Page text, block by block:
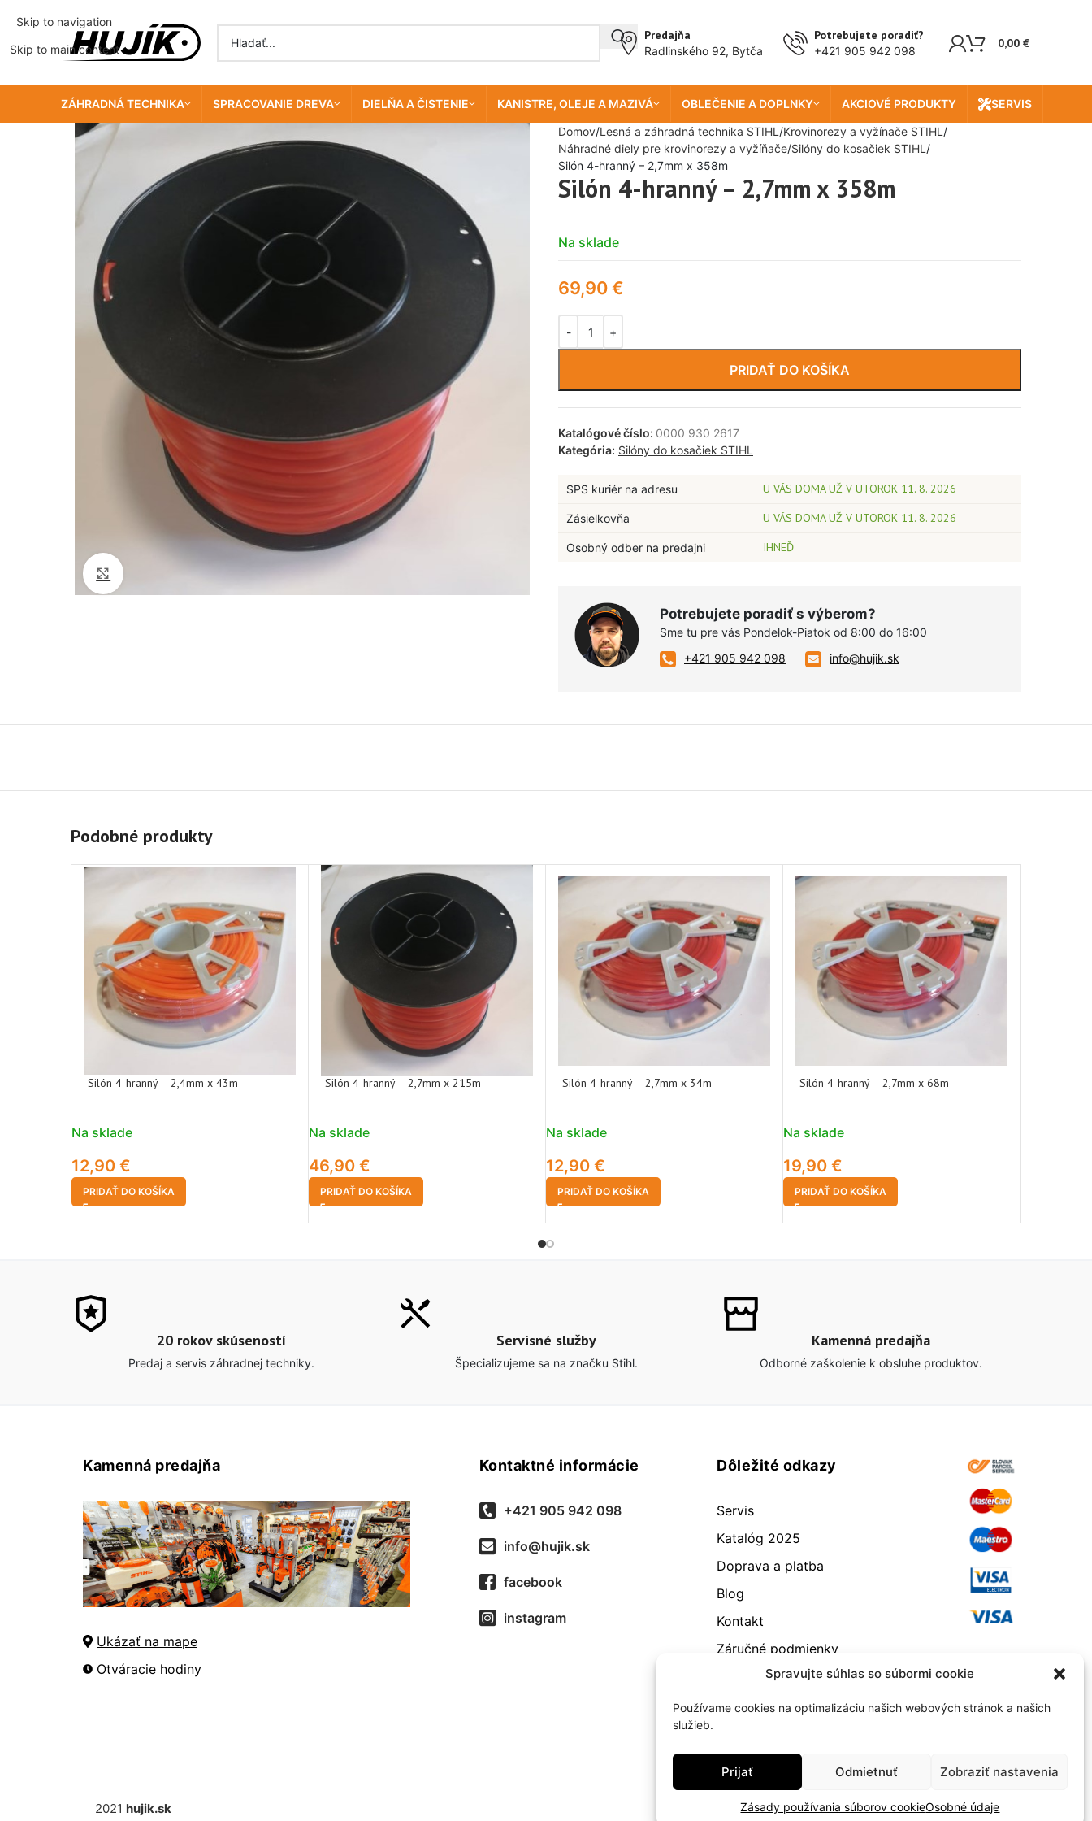
Spravujte súhlas so súbormi cookie
Používame cookies na optimalizáciu našich webových stránok a našich
služieb.
Prijať Odmietnuť Zobraziť nastavenia
Zásady používania súborov cookieOsobné údaje
Skip to navigation
Skip to main content
Predajňa
Radlinského 92, Bytča
Potrebujete poradiť?
+421 905 942 098
0,00 €
ZÁHRADNÁ TECHNIKA SPRACOVANIE DREVA DIELŇA A ČISTENIE KANISTRE, OLEJE A MAZIVÁ OBLEČENIE A DOPLNKY AKCIOVÉ PRODUKTY SERVIS
Domov Lesná a záhradná technika STIHL
Krovinorezy a vyžínače STIHL
Náhradné diely pre krovinorezy a vyžíňače Silóny do kosačiek STIHL
Silón 4-hranný – 2,7mm x 358m
Silón 4-hranný – 2,7mm x 358m
Na sklade
69,90€
PRIDAŤ DO KOŠÍKA
Katalógové číslo: 0000 930 2617
Kategória: Silóny do kosačiek STIHL
SPS kuriér na adresu U VÁS DOMA UŽ V UTOROK 11. 8. 2026
Zásielkovňa U VÁS DOMA UŽ V UTOROK 11. 8. 2026
Osobný odber na predajni IHNEĎ
Potrebujete poradiť s výberom?
Sme tu pre vás Pondelok-Piatok od 8:00 do 16:00
+421 905 942 098
info@hujik.sk
Podobné produkty
Silón 4-hranný – 2,4mm x 43m
Na sklade
12,90 €
PRIDAŤ DO KOŠÍKA
Silón 4-hranný – 2,7mm x 215m
Na sklade
46,90 €
PRIDAŤ DO KOŠÍKA
Silón 4-hranný – 2,7mm x 34m
Na sklade
12,90 €
PRIDAŤ DO KOŠÍKA
Silón 4-hranný – 2,7mm x 68m
Na sklade
19,90 €
PRIDAŤ DO KOŠÍKA
20 rokov skúseností
Predaj a servis záhradnej techniky.
Servisné služby
Špecializujeme sa na značku Stihl.
Kamenná predajňa
Odborné zaškolenie k obsluhe produktov.
Kamenná predajňa
Ukázať na mape
Otváracie hodiny
Kontaktné informácie
+421 905 942 098
info@hujik.sk
facebook
instagram
Dôležité odkazy
Servis
Katalóg 2025
Doprava a platba
Blog
Kontakt
Záručné podmienky
Odstúpenie od zmluvy
Reklamácia a vrátenie
Zásady používania súborov
cookie (EÚ)
2021 hujik.sk